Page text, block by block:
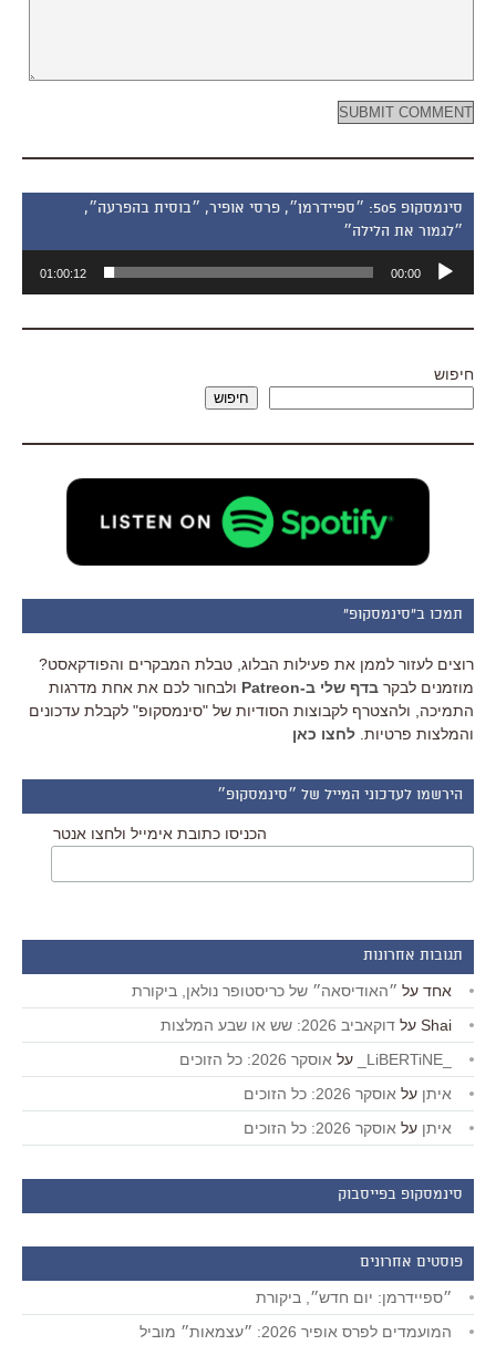
סינמסקופ 505: ״ספיידרמן״, פרסי אופיר, ״בוסית בהפרעה״,
״לגמור את הלילה״
אודיו
00:00
01:00:12
חיפוש
חיפוש
תמכו ב"סינמסקופ"
רוצים לעזור לממן את פעילות הבלוג, טבלת המבקרים והפודקאסט?
מוזמנים לבקר בדף שלי ב-Patreon
ולבחור לכם את אחת מדרגות
התמיכה, ולהצטרף לקבוצות הסודיות של "סינמסקופ" לקבלת עדכונים
והמלצות פרטיות. לחצו כאן
הירשמו לעדכוני המייל של ״סינמסקופ״
הכניסו כתובת אימייל ולחצו אנטר
תגובות אחרונות
אחד על ״האודיסאה״ של כריסטופר נולאן, ביקורת
Shai על דוקאביב 2026: שש או שבע המלצות
על אוסקר 2026: כל הזוכים
איתן על אוסקר 2026: כל הזוכים
איתן על אוסקר 2026: כל הזוכים
סינמסקופ בפייסבוק
פוסטים אחרונים
״ספיידרמן: יום חדש״, ביקורת
המועמדים לפרס אופיר 2026: ״עצמאות״ מוביל